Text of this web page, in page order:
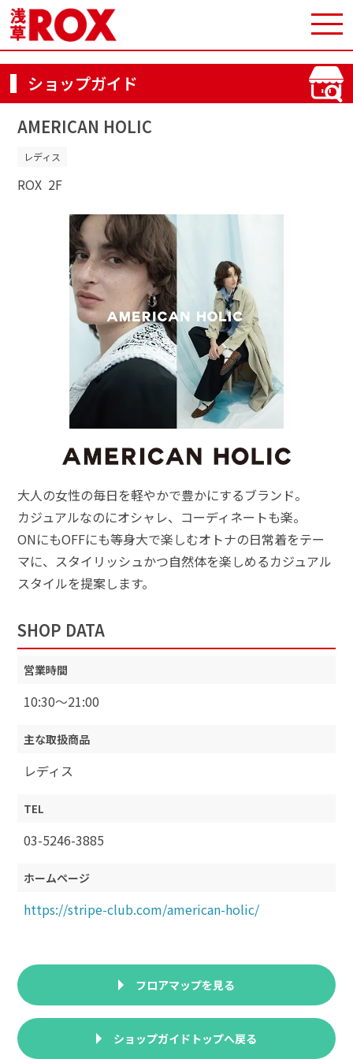
ショップガイド
AMERICAN HOLIC
レディス
ROX 2F
大人の女性の毎日を軽やかで豊かにするブランド。
カジュアルなのにオシャレ、コーディネートも楽。
ONにもOFFにも等身大で楽しむオトナの日常着をテー
マに、スタイリッシュかつ自然体を楽しめるカジュアル
スタイルを提案します。
SHOP DATA
営業時間
10:30〜21:00
主な取扱商品
レディス
TEL
03-5246-3885
ホームページ
https://stripe-club.com/american-holic/
フロアマップを見る
ショップガイドトップへ戻る